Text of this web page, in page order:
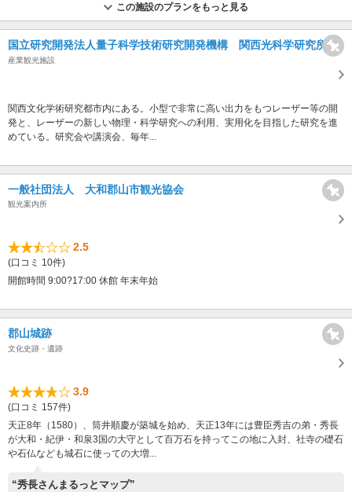
この施設のプランをもっと見る
国立研究開発法人量子科学技術研究開発機構 関西光科学研究所
産業観光施設
関西文化学術研究都市内にある。小型で非常に高い出力をもつレーザー等の開
発と、レーザーの新しい物理・科学研究への利用、実用化を目指した研究を進
めている。研究会や講演会、毎年...
一般社団法人 大和郡山市観光協会
観光案内所
2.5
(口コミ 10件)
開館時間 9:00?17:00 休館 年末年始
郡山城跡
文化史跡・遺跡
3.9
(口コミ 157件)
天正8年（1580）、筒井順慶が築城を始め、天正13年には豊臣秀吉の弟・秀長
が大和・紀伊・和泉3国の大守として百万石を持ってこの地に入封、社寺の礎石
や石仏なども城石に使っての大増...
“秀長さんまるっとマップ”